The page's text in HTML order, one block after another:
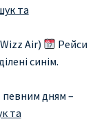
та
Air)
Рейси
синім.
певним дням –
та